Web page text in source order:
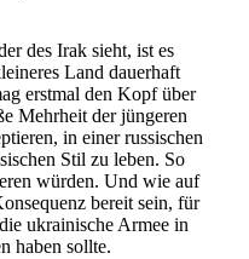
des Irak sieht, ist es
Land dauerhaft
erstmal den Kopf über
Mehrheit der jüngeren
in einer russi­schen
Stil zu leben. So
würden. Und wie auf
bereit sein, für
ukrai­nische Armee in
haben sollte.